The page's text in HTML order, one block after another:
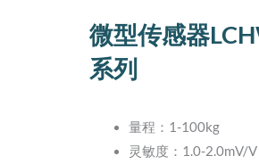
微型传感器
系列
量程：1-100kg
灵敏度：1.0-2.0mV/V